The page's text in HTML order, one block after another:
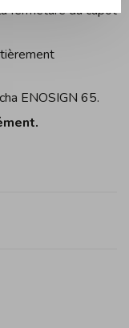
fermeture du capot
ENOSIGN 65.